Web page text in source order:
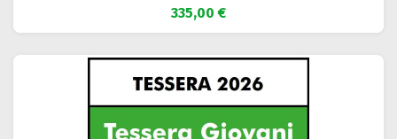
335,00 €